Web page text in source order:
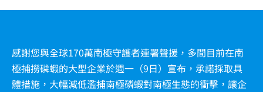
感謝您與全球170萬南極守護者連署聲援，多間目前在南
極捕撈磷蝦的大型企業於週一（9日）宣布，承諾採取具
體措施，大幅減低濫捕南極磷蝦對南極生態的衝擊，讓企